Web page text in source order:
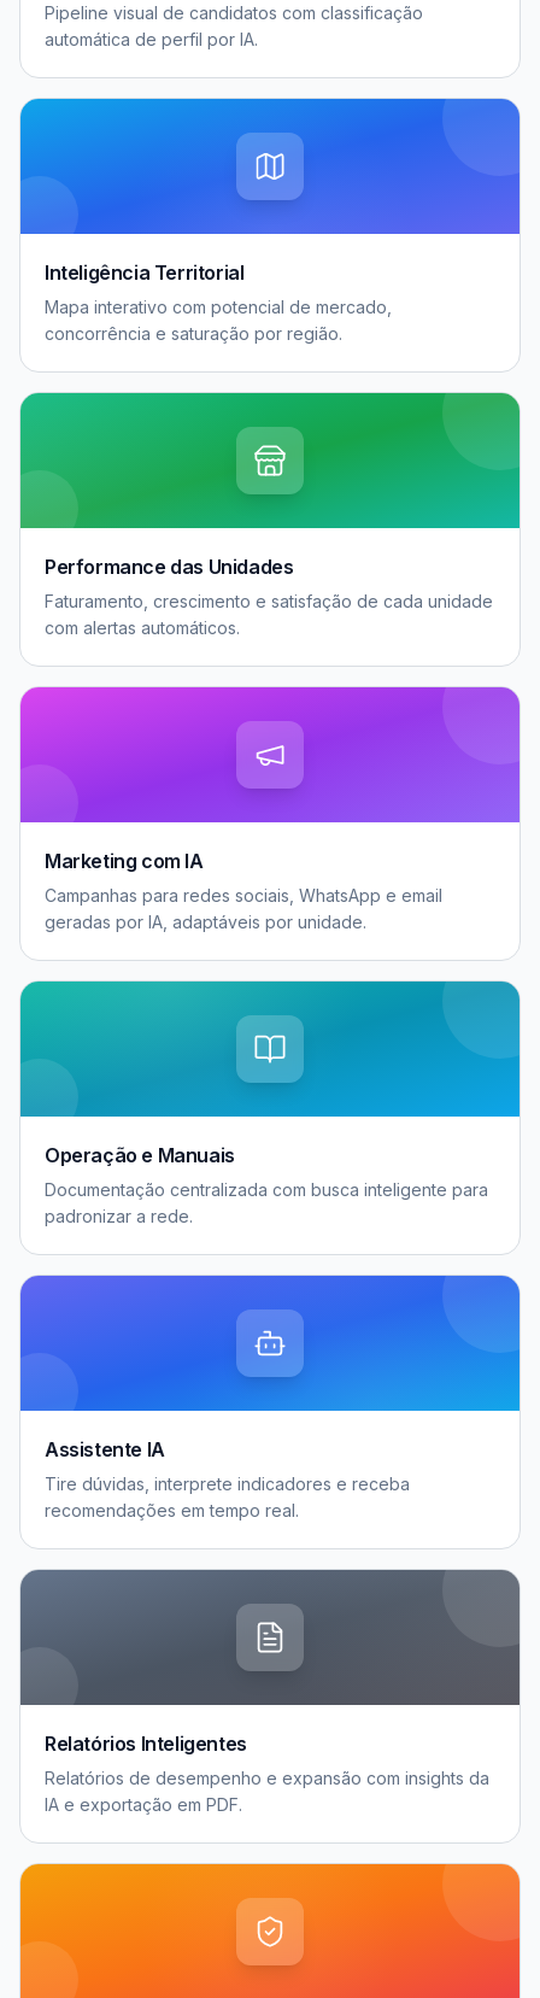
Pipeline visual de candidatos com classificação
automática de perfil por IA.
Inteligência Territorial
Mapa interativo com potencial de mercado,
concorrência e saturação por região.
Performance das Unidades
Faturamento, crescimento e satisfação de cada unidade
com alertas automáticos.
Marketing com IA
Campanhas para redes sociais, WhatsApp e email
geradas por IA, adaptáveis por unidade.
Operação e Manuais
Documentação centralizada com busca inteligente para
padronizar a rede.
Assistente IA
Tire dúvidas, interprete indicadores e receba
recomendações em tempo real.
Relatórios Inteligentes
Relatórios de desempenho e expansão com insights da
IA e exportação em PDF.